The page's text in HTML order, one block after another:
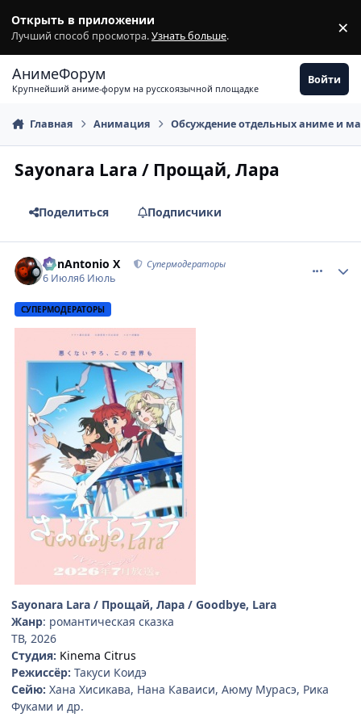
Открыть в приложении
Лучший способ просмотра.Узнать больше. ×
АнимеФорум
Крупнейший аниме-форум на русскоязычной площадке
Войти
Главная Анимация Обсуждение отдельных аниме и
Sayonara Lara / Прощай, Лара
Поделиться Подписчики
BonAntonio X Супермодераторы
6 Июля6 Июль
СУПЕРМОДЕРАТОРЫ
Sayonara Lara / Прощай, Лара / Goodbye, Lara
Жанр: романтическая сказка
ТВ, 2026
Студия: Kinema Citrus
Режиссёр: Такуси Коидэ
Сейю: Хана Хисикава, Нана Каваиси, Аюму Мурасэ, Рика
Фуками и др.